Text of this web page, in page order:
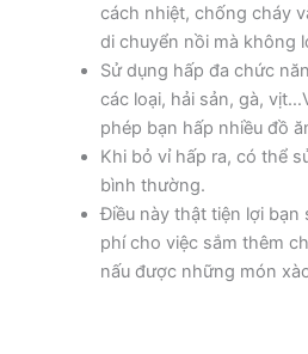
cách nhiệt, chống cháy
di chuyển nồi mà không
Sử dụng hấp đa chức
các loại, hải sản, gà,
phép bạn hấp nhiều đồ
Khi bỏ vỉ hấp ra, có thể
bình thường.
Điều này thật tiện lợi bạn
phí cho việc sắm thêm
nấu được những món